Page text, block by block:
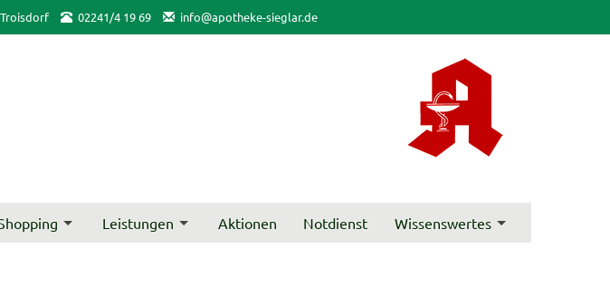
Troisdorf 02241/4 19 69 info@apotheke-sieglar.de
Leistungen Aktionen Notdienst Wissenswertes